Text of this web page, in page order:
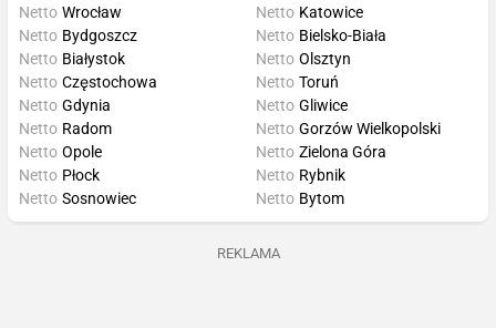
Netto Wrocław
Netto Katowice
Netto Bydgoszcz
Netto Białystok
Netto Częstochowa
Netto Gdynia
Netto Bielsko-Biała
Netto Olsztyn
Netto Toruń
Netto Gliwice
Netto Radom
Netto Opole
Netto Płock
Netto Sosnowiec
Netto Gorzów Wielkopolski
Netto Zielona Góra
Netto Rybnik
Netto Bytom
REKLAMA